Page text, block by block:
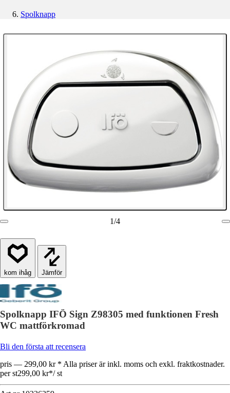
Spolknapp
1/4
Jämför
Spolknapp IFÖ Sign Z98305 med funktionen Fresh
WC mattförkromad
Bli den första att recensera
pris — 299,00 kr * Alla priser är inkl. moms och exkl. fraktkostnader.
per st299,00 kr*/ st